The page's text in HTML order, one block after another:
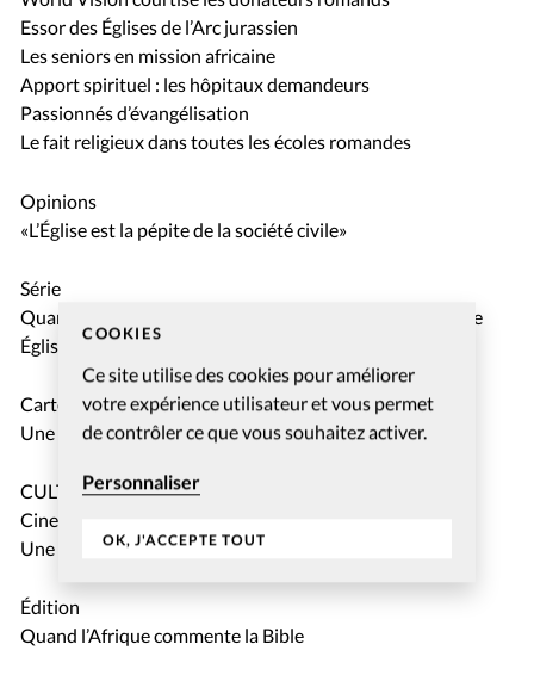
COOKIES
Ce site utilise des cookies pour améliorer
votre expérience utilisateur et vous permet
de contrôler ce que vous souhaitez activer.
Personnaliser
OK, J'ACCEPTE TOUT
Essor des Églises de l’Arc jurassien
Les seniors en mission africaine
Apport spirituel : les hôpitaux demandeurs
Passionnés d’évangélisation
Le fait religieux dans toutes les écoles romandes
Opinions
«L’Église est la pépite de la société civile»
Série
Quand l’histoire d’une famille se confond avec celle d’une
Église
Carte blanche
Une moisson bien mûre
CULTURE
Cinema
Une année faste pour la Bible
Édition
Quand l’Afrique commente la Bible